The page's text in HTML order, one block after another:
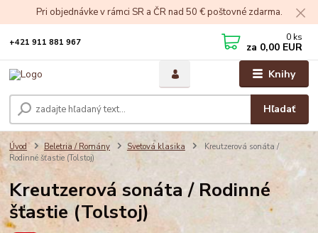
Pri objednávke v rámci SR a ČR nad 50 € poštovné zdarma.
Knihy
Hľadať
+421 911 881 967 0 ks
za 0,00 EUR
Úvod Beletria / Romány Svetová klasika
Kreutzerová sonáta /
Rodinné šťastie (Tolstoj)
Kreutzerová sonáta / Rodinné
šťastie (Tolstoj)